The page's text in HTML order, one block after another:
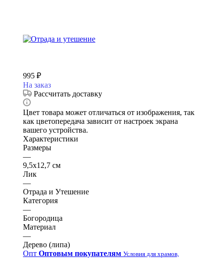
995 ₽
На заказ
Рассчитать доставку
Цвет товара может отличаться от изображения, так
как цветопередача зависит от настроек экрана
вашего устройства.
Характеристики
Размеры
—
9,5х12,7 см
Лик
—
Отрада и Утешение
Категория
—
Богородица
Материал
—
Дерево (липа)
Опт Оптовым покупателям Условия для храмов,